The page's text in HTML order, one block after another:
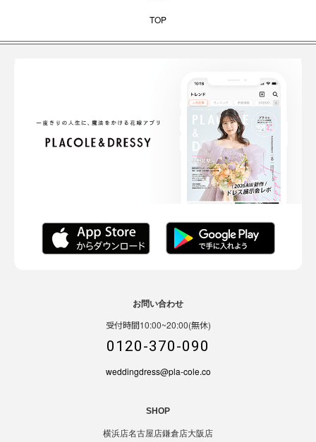
TOP
お問い合わせ
受付時間10:00~20:00(無休)
0120-370-090
weddingdress@pla-cole.co
SHOP
横浜店名古屋店鎌倉店大阪店